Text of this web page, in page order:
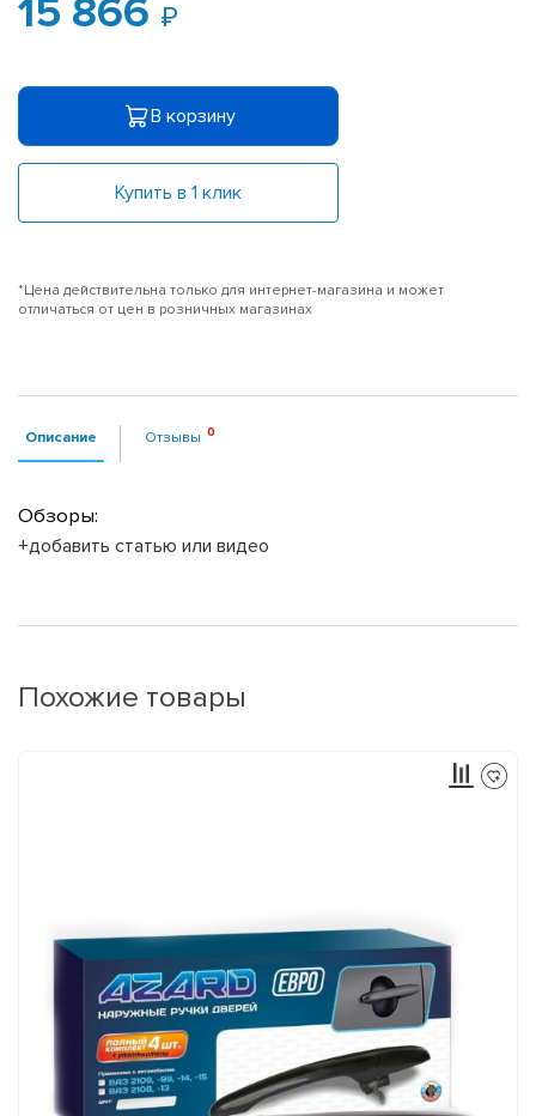
15 866
В корзину
Купить в 1 клик
*Цена действительна только для интернет-магазина и может
отличаться от цен в розничных магазинах
Описание Отзывы
Обзоры:
+добавить статью или видео
Похожие товары